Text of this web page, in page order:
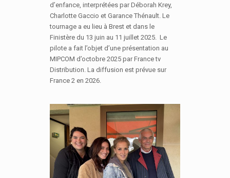
d’enfance, interprétées par Déborah Krey,
Charlotte Gaccio et Garance Thénault. Le
tournage a eu lieu à Brest et dans le
Finistère du 13 juin au 11 juillet 2025. Le
pilote a fait l’objet d’une présentation au
MIPCOM d’octobre 2025 par France tv
Distribution. La diffusion est prévue sur
France 2 en 2026.